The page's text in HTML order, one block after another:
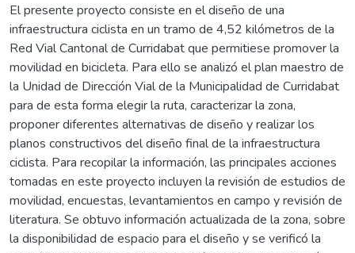
El presente proyecto consiste en el diseño de una
infraestructura ciclista en un tramo de 4,52 kilómetros de la
Red Vial Cantonal de Curridabat que permitiese promover la
movilidad en bicicleta. Para ello se analizó el plan maestro de
la Unidad de Dirección Vial de la Municipalidad de Curridabat
para de esta forma elegir la ruta, caracterizar la zona,
proponer diferentes alternativas de diseño y realizar los
planos constructivos del diseño final de la infraestructura
ciclista. Para recopilar la información, las principales acciones
tomadas en este proyecto incluyen la revisión de estudios de
movilidad, encuestas, levantamientos en campo y revisión de
literatura. Se obtuvo información actualizada de la zona, sobre
la disponibilidad de espacio para el diseño y se verificó la